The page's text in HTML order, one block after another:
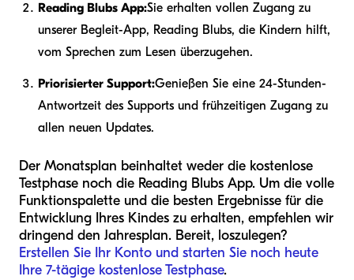
Reading Blubs App:Sie erhalten vollen Zugang zu
unserer Begleit-App, Reading Blubs, die Kindern hilft,
vom Sprechen zum Lesen überzugehen.
Priorisierter Support:Genießen Sie eine 24-Stunden-
Antwortzeit des Supports und frühzeitigen Zugang zu
allen neuen Updates.
Der Monatsplan beinhaltet weder die kostenlose
Testphase noch die Reading Blubs App. Um die volle
Funktionspalette und die besten Ergebnisse für die
Entwicklung Ihres Kindes zu erhalten, empfehlen wir
dringend den Jahresplan. Bereit, loszulegen?
Erstellen Sie Ihr Konto und starten Sie noch heute
Ihre 7-tägige kostenlose Testphase.